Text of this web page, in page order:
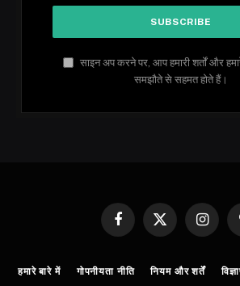
साइन अप करने पर, आप हमारी शर्तों और
समझौते से सहमत होते हैं।
Facebook
X
हमारे बारे में गोपनीयता नीति नियम और शर्तें